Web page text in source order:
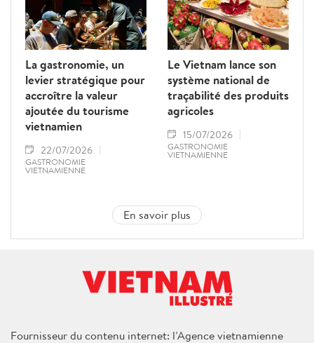
La gastronomie, un
levier stratégique pour
accroître la valeur
ajoutée du tourisme
vietnamien
22/07/2026
GASTRONOMIE
VIETNAMIENNE
Le Vietnam lance son
système national de
traçabilité des produits
agricoles
15/07/2026
GASTRONOMIE
VIETNAMIENNE
En savoir plus
Fournisseur du contenu internet: l’Agence vietnamienne